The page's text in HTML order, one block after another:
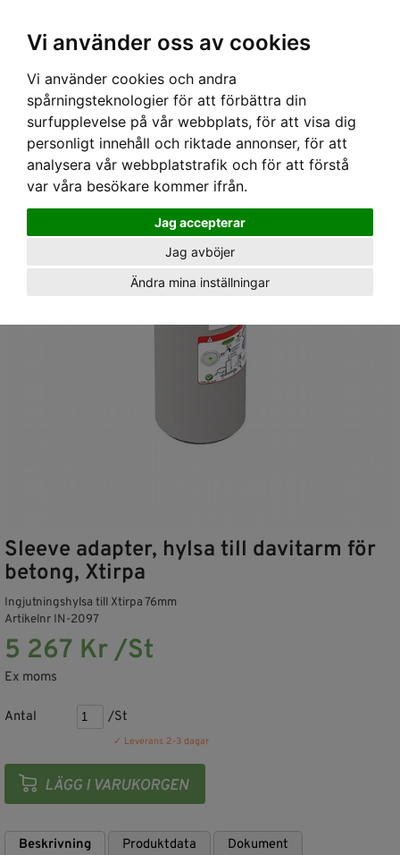
Vi använder oss av cookies
Vi använder cookies och andra
spårningsteknologier för att förbättra din
surfupplevelse på vår webbplats, för att visa dig
personligt innehåll och riktade annonser, för att
analysera vår webbplatstrafik och för att förstå
var våra besökare kommer ifrån.
Jag accepterar
Jag avböjer
Ändra mina inställningar
Hem›Utrustning›Tripod, Davit & Vinschar›Davit-system
adapter, hylsa till davitarm för betong, Xtirpa
Sleeve adapter, hylsa till davitarm för
betong, Xtirpa
Ingjutningshylsa till Xtirpa 76mm
Artikelnr IN-2097
5 267 Kr /St
Ex moms
Antal /St
✓ Leverans 2-3 dagar
Beskrivning Produktdata
Dokument